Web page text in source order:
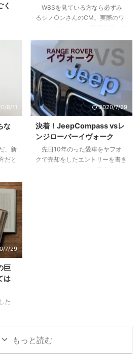
く
に思
いま
ダー
てし
動
まし
あ
はこ
型
3
目指
な
る5
分の
WBSを見ている方なら必ずみ
るシノ○ンさんのCM。実際のワ
が多少なりとも参考になればと思
います。 目次1 先日売り先が見つ
かり200万くらい儲かった2 「時
間を資産に変える投資」という妙
味3 僕が10年持って手放した３つ
の理由3.1 全ては自分には返って
こないリターン3.2 節税効果とい
くないが、減らすことができにく
い4 やってよかったと思う２つの
こと4.1 税制や資産運用の勉強に
なる。自分で持つのは全然違う。
8/11
な
、新
だと
ない
参
次1
から
より
の期
の内
1.3
い
2 そ
てい
2020/7/29
決着！JeepCompass vsレ
ンジローバーイヴォーク
先日10年のった愛車をヤフオ
クで売却をしたエントリーを書き
7/29
巨
は
た
ても
僕な
もっと読む